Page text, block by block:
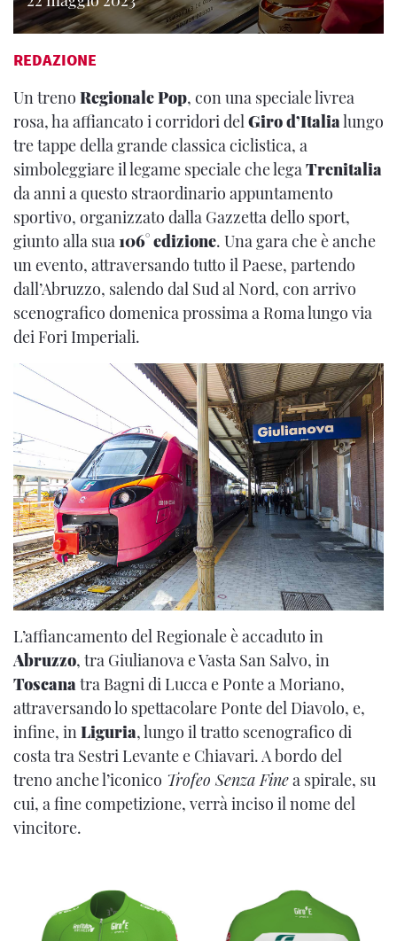
REDAZIONE
Un treno Regionale Pop, con una speciale livrea
rosa, ha affiancato i corridori delGiro d’Italialungo
tre tappe della grande classica ciclistica, a
simboleggiare il legame speciale che legaTrenitalia
da anni a questo straordinario appuntamento
sportivo, organizzato dalla Gazzetta dello sport,
giunto alla sua106° edizione. Una gara che è anche
un evento, attraversando tutto il Paese, partendo
dall’Abruzzo, salendo dal Sud al Nord, con arrivo
scenografico domenica prossima a Roma lungo via
dei Fori Imperiali.
L’affiancamento del Regionale è accaduto in
Abruzzo, tra Giulianova e Vasta San Salvo, in
Toscana tra Bagni di Lucca e Ponte a Moriano,
attraversando lo spettacolare Ponte del Diavolo, e,
infine, in Liguria, lungo il tratto scenografico di
costa tra Sestri Levante e Chiavari. A bordo del
treno anche l’iconico Trofeo Senza Finea spirale, su
cui, a fine competizione, verrà inciso il nome del
vincitore.